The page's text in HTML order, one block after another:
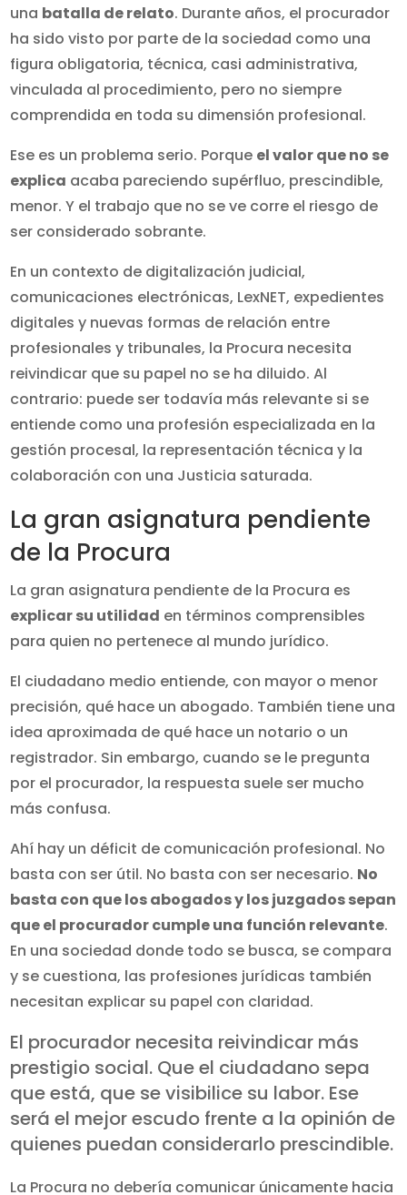
una batalla de relato. Durante años, el procurador
ha sido visto por parte de la sociedad como una
figura obligatoria, técnica, casi administrativa,
vinculada al procedimiento, pero no siempre
comprendida en toda su dimensión profesional.
Ese es un problema serio. Porque el valor que no se
explica acaba pareciendo supérfluo, prescindible,
menor. Y el trabajo que no se ve corre el riesgo de
ser considerado sobrante.
En un contexto de digitalización judicial,
comunicaciones electrónicas, LexNET, expedientes
digitales y nuevas formas de relación entre
profesionales y tribunales, la Procura necesita
reivindicar que su papel no se ha diluido. Al
contrario: puede ser todavía más relevante si se
entiende como una profesión especializada en la
gestión procesal, la representación técnica y la
colaboración con una Justicia saturada.
La gran asignatura pendiente
de la Procura
La gran asignatura pendiente de la Procura es
explicar su utilidad en términos comprensibles
para quien no pertenece al mundo jurídico.
El ciudadano medio entiende, con mayor o menor
precisión, qué hace un abogado. También tiene una
idea aproximada de qué hace un notario o un
registrador. Sin embargo, cuando se le pregunta
por el procurador, la respuesta suele ser mucho
más confusa.
Ahí hay un déficit de comunicación profesional. No
basta con ser útil. No basta con ser necesario. No
basta con que los abogados y los juzgados sepan
que el procurador cumple una función relevante.
En una sociedad donde todo se busca, se compara
y se cuestiona, las profesiones jurídicas también
necesitan explicar su papel con claridad.
El procurador necesita reivindicar más
prestigio social. Que el ciudadano sepa
que está, que se visibilice su labor. Ese
será el mejor escudo frente a la opinión de
quienes puedan considerarlo prescindible.
La Procura no debería comunicar únicamente hacia